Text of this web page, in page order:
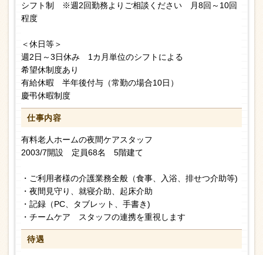
シフト制 ※週2回勤務よりご相談ください 月8回～10回
程度
＜休日等＞
週2日～3日休み 1カ月単位のシフトによる
希望休制度あり
有給休暇 半年後付与（常勤の場合10日）
慶弔休暇制度
仕事内容
有料老人ホームの夜間ケアスタッフ
2003/7開設 定員68名 5階建て
・ご利用者様の介護業務全般（食事、入浴、排せつ介助等)
・夜間見守り、就寝介助、起床介助
・記録（PC、タブレット、手書き)
・チームケア スタッフの連携を重視します
待遇